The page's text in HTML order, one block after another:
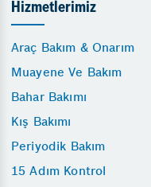
Hizmetlerimiz
Araç Bakım & Onarım
Muayene Ve Bakım
Bahar Bakımı
Kış Bakımı
Periyodik Bakım
15 Adım Kontrol